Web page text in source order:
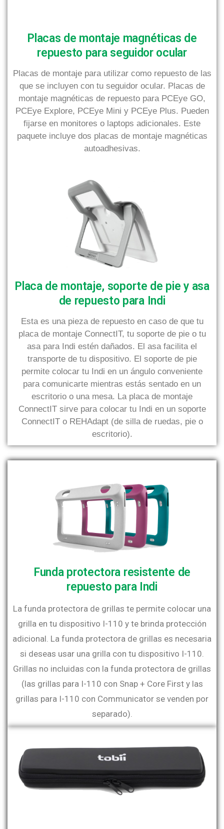
Placas de montaje magnéticas de
repuesto para seguidor ocular
Placas de montaje para utilizar como repuesto de las
que se incluyen con tu seguidor ocular. Placas de
montaje magnéticas de repuesto para PCEye GO,
PCEye Explore, PCEye Mini y PCEye Plus. Pueden
fijarse en monitores o laptops adicionales. Este
paquete incluye dos placas de montaje magnéticas
autoadhesivas.
Placa de montaje, soporte de pie y asa
de repuesto para Indi
Esta es una pieza de repuesto en caso de que tu
placa de montaje ConnectIT, tu soporte de pie o tu
asa para Indi estén dañados. El asa facilita el
transporte de tu dispositivo. El soporte de pie
permite colocar tu Indi en un ángulo conveniente
para comunicarte mientras estás sentado en un
escritorio o una mesa. La placa de montaje
ConnectIT sirve para colocar tu Indi en un soporte
ConnectIT o REHAdapt (de silla de ruedas, pie o
escritorio).
Funda protectora resistente de
repuesto para Indi
La funda protectora de grillas te permite colocar una
grilla en tu dispositivo I-110 y te brinda protección
adicional. La funda protectora de grillas es necesaria
si deseas usar una grilla con tu dispositivo I-110.
Grillas no incluidas con la funda protectora de grillas
(las grillas para I-110 con Snap + Core First y las
grillas para I-110 con Communicator se venden por
separado).